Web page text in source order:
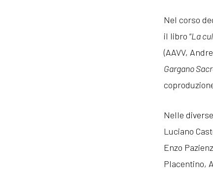
Nel corso
il libro “La
(AAVV,
Gargano
Nelle
Luciano
Enzo
Placentino,